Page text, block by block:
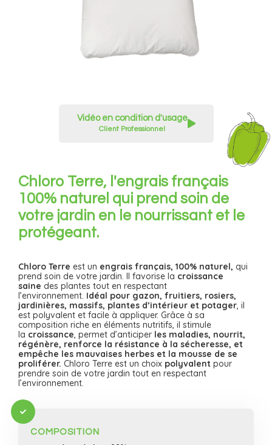
Vidéo en condition d'usage
Client Professionnel
Chloro Terre, l'engrais français
100% naturel qui prend soin de
votre jardin en le nourrissant et le
protégeant.
Chloro Terre est un engrais français, 100% naturel, qui
prend soin de votre jardin. Il favorise la croissance
saine des plantes tout en respectant
l’environnement. Idéal pour gazon, fruitiers, rosiers,
jardinières, massifs, plantes d’intérieur et potager, il
est polyvalent et facile à appliquer. Grâce à sa
composition riche en éléments nutritifs, il stimule
la croissance, permet d’anticiper les maladies, nourrit,
régénère, renforce la résistance à la sécheresse, et
empêche les mauvaises herbes et la mousse de se
proliférer. Chloro Terre est un choix polyvalent pour
prendre soin de votre jardin tout en respectant
l’environnement.
COMPOSITION